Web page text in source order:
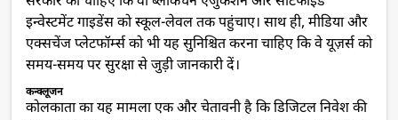
इन्वेस्टमेंट गाइडेंस को स्कूल-लेवल तक पहुंचाए। साथ ही, मीडिया और
एक्सचेंज प्लेटफॉर्म्स को भी यह सुनिश्चित करना चाहिए कि वे यूज़र्स को
समय-समय पर सुरक्षा से जुड़ी जानकारी दें।
कन्क्लूजन
कोलकाता का यह मामला एक और चेतावनी है कि डिजिटल निवेश की